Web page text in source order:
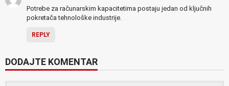
Potrebe za računarskim kapacitetima postaju jedan od ključnih
pokretača tehnološke industrije.
REPLY
DODAJTE KOMENTAR